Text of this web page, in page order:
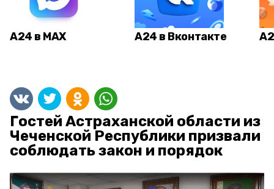
А24 в MAX А24 в Вконтакте
Гостей Астраханской области из
Чеченской Республики призвали
соблюдать закон и порядок